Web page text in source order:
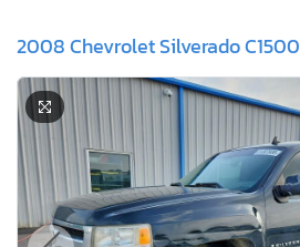
2008 Chevrolet Silverado C1500